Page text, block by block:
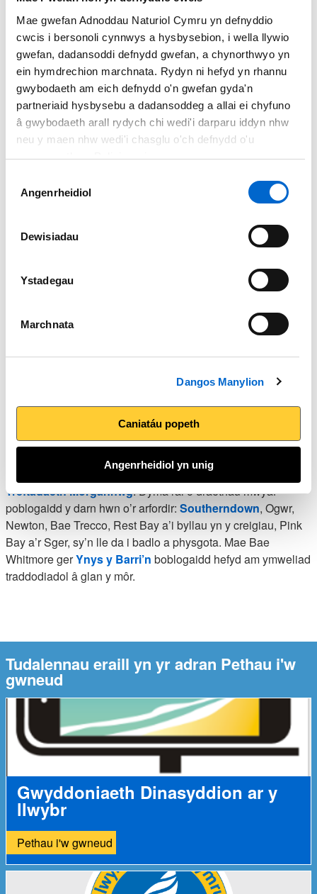
Mae gwefan Adnoddau Naturiol Cymru yn defnyddio
cwcis i bersonoli cynnwys a hysbysebion, i wella llywio
gwefan, dadansoddi defnydd gwefan, a chynorthwyo yn
ein hymdrechion marchnata. Rydyn ni hefyd yn rhannu
gwybodaeth am eich defnydd o'n gwefan gyda'n
partneriaid hysbysebu a dadansoddeg a allai ei chyfuno
â gwybodaeth arall rydych chi wedi'i darparu iddyn nhw
neu y maen nhw wedi'i chasglu o'ch defnydd o'u
gwasanaethau. Polisi cwcis
Caniatâd
Angenrheidiol
Dewisiadau
Ystadegau
Marchnata
Dangos Manylion
Caniatáu popeth
Angenrheidiol yn unig
MaeBarafundlear Stad Ystangbwll yn cael llawer o sylw fel
un o’r traethau harddaf yn y byd.
Bae Caerfyrddin a Phenrhyn
Gŵyr
Yma y ceir y traethau
Mae traethau
prydferth
ymestyn am bron saith
atynt yn hwylus. O Barc Gwledig Pen-bre mae mynd i draeth
Cefn Sidan.
Arfordir y De ac Aber Afon
Hafren
gyfanswm o bum traeth Baner Las a
phedwar traeth Arfordir Glas. Yno, ceir cildraethau bach
tywodlyd a thraethau eang sy’n ymestyn hyd y gwelwch chi.
Yn 2011, dewiswyd Bae Port Einon yn draeth gorau Prydain.
Mae nifer o draethau tywodlyd da ar hydArfordir
Treftadaeth Morgannwg. Dyma rai o draethau mwyaf
poblogaidd y darn hwn o’r arfordir: Southerndown, Ogwr,
Newton, Bae Trecco, Rest Bay a’i byllau yn y creigiau, Pink
Bay a’r Sger, sy’n lle da i badlo a physgota. Mae Bae
Whitmore gerYnys y Barri’n boblogaidd hefyd am ymweliad
traddodiadol â glan y môr.
Tudalennau eraill yn yr adran Pethau i'w
gwneud
Gwyddoniaeth Dinasyddion ar y
llwybr
Pethau i'w gwneud